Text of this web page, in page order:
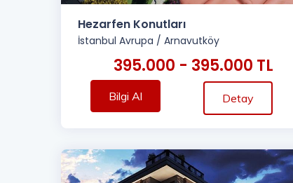
Hezarfen Konutları
İstanbul Avrupa / Arnavutköy
395.000 - 395.000 TL
Bilgi Al Detay